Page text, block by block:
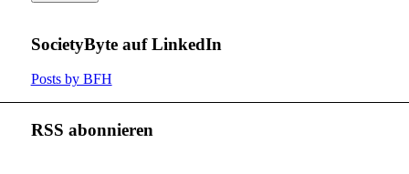
SocietyByte auf LinkedIn
Posts by BFH
RSS abonnieren